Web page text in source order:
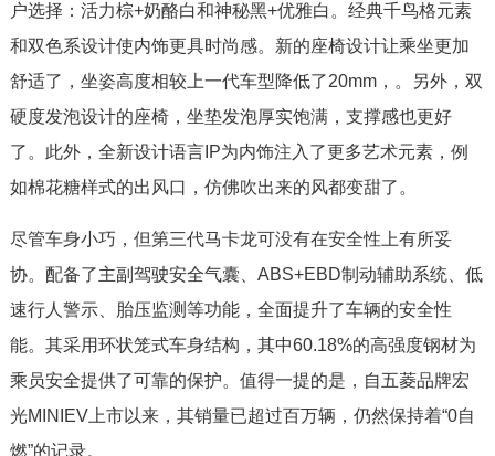
户选择：活力棕+奶酪白和神秘黑+优雅白。经典千鸟格元素
和双色系设计使内饰更具时尚感。新的座椅设计让乘坐更加
舒适了，坐姿高度相较上一代车型降低了20mm，。另外，双
硬度发泡设计的座椅，坐垫发泡厚实饱满，支撑感也更好
了。此外，全新设计语言IP为内饰注入了更多艺术元素，例
如棉花糖样式的出风口，仿佛吹出来的风都变甜了。
尽管车身小巧，但第三代马卡龙可没有在安全性上有所妥
协。配备了主副驾驶安全气囊、ABS+EBD制动辅助系统、低
速行人警示、胎压监测等功能，全面提升了车辆的安全性
能。其采用环状笼式车身结构，其中60.18%的高强度钢材为
乘员安全提供了可靠的保护。值得一提的是，自五菱品牌宏
光MINIEV上市以来，其销量已超过百万辆，仍然保持着“0自
燃”的记录。